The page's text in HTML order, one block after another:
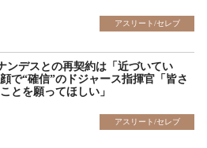
アスリート/セレブ
ンデスとの再契約は「近づいてい
で“確信”のドジャース指揮官「皆さ
とを願ってほしい」
アスリート/セレブ